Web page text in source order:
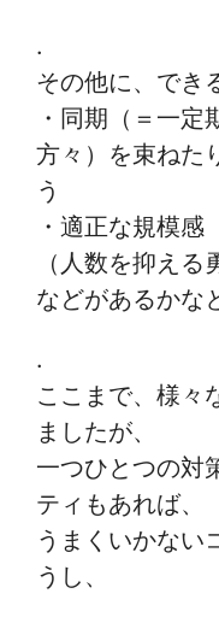
.
その他に、でき
・同期（＝一定
方々）を束ねた
う
・適正な規模感
（人数を抑える
などがあるかな
.
ここまで、様々
ましたが、
一つひとつの対
ティもあれば、
うまくいかない
うし、